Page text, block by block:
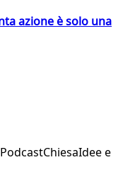
azione è solo una
PodcastChiesaIdee e